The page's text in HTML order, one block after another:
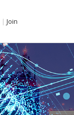
| Join